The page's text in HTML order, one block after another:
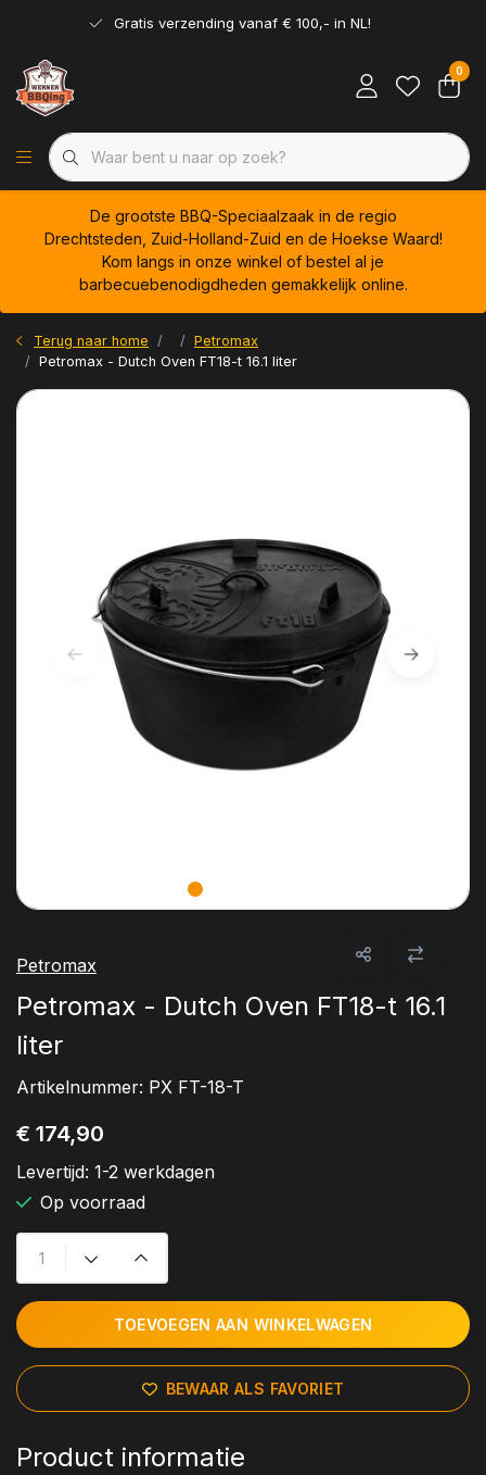
Gratis verzending vanaf € 100,- in NL!
0
De grootste BBQ-Speciaalzaak in de regio
Drechtsteden, Zuid-Holland-Zuid en de Hoekse Waard!
Kom langs in onze winkel of bestel al je
barbecuebenodigdheden gemakkelijk online.
Terug naar home
Petromax
Petromax - Dutch Oven FT18-t 16.1 liter
Petromax
Petromax - Dutch Oven FT18-t 16.1
liter
Artikelnummer: PX FT-18-T
€ 174,90
Levertijd: 1-2 werkdagen
Op voorraad
TOEVOEGEN AAN WINKELWAGEN
BEWAAR ALS FAVORIET
Product informatie